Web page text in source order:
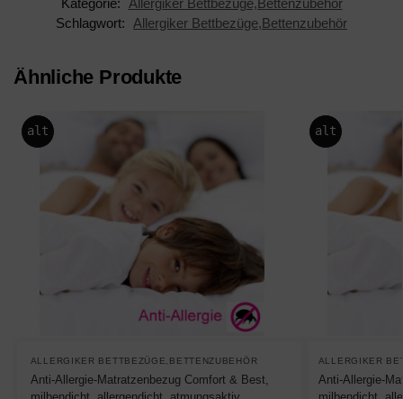
Schlagwort:
Allergiker Bettbezüge,Bettenzubehör
Ähnliche Produkte
alt
ALLERGIKER BETTBEZÜGE,BETTENZUBEHÖR
Anti-Allergie-Matratzenbezug Comfort & Best,
alt
ALLERGIKER
Anti-Allergie-